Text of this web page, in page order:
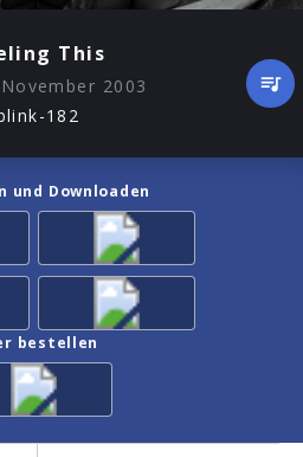
This
2003
182
und Downloaden
bestellen